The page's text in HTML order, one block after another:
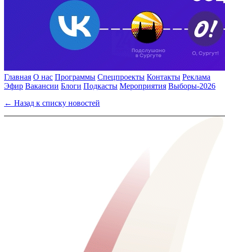
Главная О нас Программы Спецпроекты Контакты Реклама
Эфир Вакансии Блоги Подкасты Мероприятия Выборы-2026
← Назад к списку новостей